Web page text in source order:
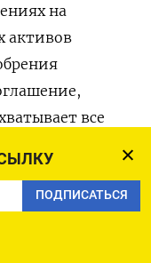
ПОДПИСАТЬСЯ
на
активов
все
с
своих